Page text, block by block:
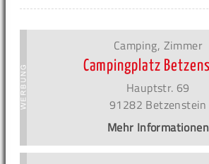
Camping, Zimmer
Campingplatz
Hauptstr. 69
91282 Betzenstein
Mehr Informationen